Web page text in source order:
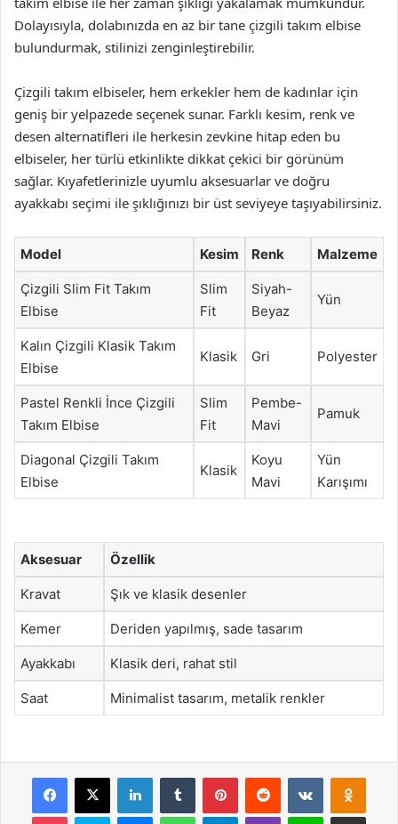
Dolayısıyla, dolabınızda en az bir tane çizgili takım elbise
bulundurmak, stilinizi zenginleştirebilir.
Çizgili takım elbiseler, hem erkekler hem de kadınlar için
geniş bir yelpazede seçenek sunar. Farklı kesim, renk ve
desen alternatifleri ile herkesin zevkine hitap eden bu
elbiseler, her türlü etkinlikte dikkat çekici bir görünüm
sağlar. Kıyafetlerinizle uyumlu aksesuarlar ve doğru
ayakkabı seçimi ile şıklığınızı bir üst seviyeye taşıyabilirsiniz.
Model Kesim Renk Malzeme
Çizgili Slim Fit Takım
Elbise
Slim
Fit
Siyah-
Beyaz
Yün
Kalın Çizgili Klasik Takım
Elbise
Klasik Gri Polyester
Pastel Renkli İnce Çizgili
Takım Elbise
Slim
Fit
Pembe-
Mavi
Pamuk
Diagonal Çizgili Takım
Elbise
Klasik
Koyu
Mavi
Yün
Karışımı
Aksesuar Özellik
Kravat Şık ve klasik desenler
Kemer Deriden yapılmış, sade tasarım
Ayakkabı Klasik deri, rahat stil
Saat Minimalist tasarım, metalik renkler
Facebook
X LinkedInTumblr PinterestReddit VKontakte
Pocket Skype MessengerWhatsAppTelegramViber Line E-Posta ile